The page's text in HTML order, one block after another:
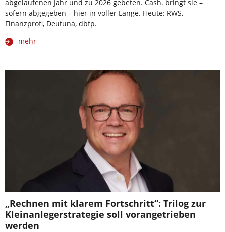
abgelaufenen Jahr und zu 2026 gebeten. Cash. bringt sie –
sofern abgegeben – hier in voller Länge. Heute: RWS,
Finanzprofi, Deutuna, dbfp.
mehr
„Rechnen mit klarem Fortschritt“: Trilog zur
Kleinanlegerstrategie soll vorangetrieben
werden